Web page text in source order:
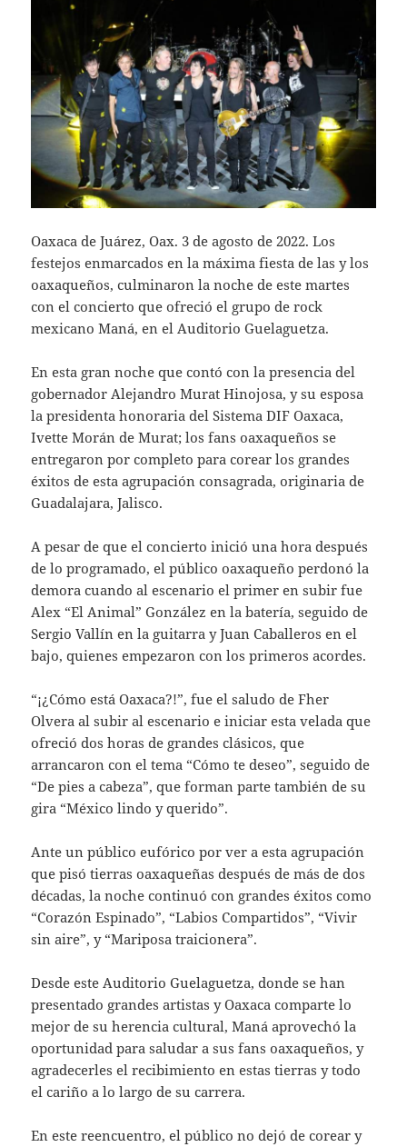
Oaxaca de Juárez, Oax. 3 de agosto de 2022. Los
festejos enmarcados en la máxima fiesta de las y los
oaxaqueños, culminaron la noche de este martes
con el concierto que ofreció el grupo de rock
mexicano Maná, en el Auditorio Guelaguetza.
En esta gran noche que contó con la presencia del
gobernador Alejandro Murat Hinojosa, y su esposa
la presidenta honoraria del Sistema DIF Oaxaca,
Ivette Morán de Murat; los fans oaxaqueños se
entregaron por completo para corear los grandes
éxitos de esta agrupación consagrada, originaria de
Guadalajara, Jalisco.
A pesar de que el concierto inició una hora después
de lo programado, el público oaxaqueño perdonó la
demora cuando al escenario el primer en subir fue
Alex “El Animal” González en la batería, seguido de
Sergio Vallín en la guitarra y Juan Caballeros en el
bajo, quienes empezaron con los primeros acordes.
“¡¿Cómo está Oaxaca?!”, fue el saludo de Fher
Olvera al subir al escenario e iniciar esta velada que
ofreció dos horas de grandes clásicos, que
arrancaron con el tema “Cómo te deseo”, seguido de
“De pies a cabeza”, que forman parte también de su
gira “México lindo y querido”.
Ante un público eufórico por ver a esta agrupación
que pisó tierras oaxaqueñas después de más de dos
décadas, la noche continuó con grandes éxitos como
“Corazón Espinado”, “Labios Compartidos”, “Vivir
sin aire”, y “Mariposa traicionera”.
Desde este Auditorio Guelaguetza, donde se han
presentado grandes artistas y Oaxaca comparte lo
mejor de su herencia cultural, Maná aprovechó la
oportunidad para saludar a sus fans oaxaqueños, y
agradecerles el recibimiento en estas tierras y todo
el cariño a lo largo de su carrera.
En este reencuentro, el público no dejó de corear y